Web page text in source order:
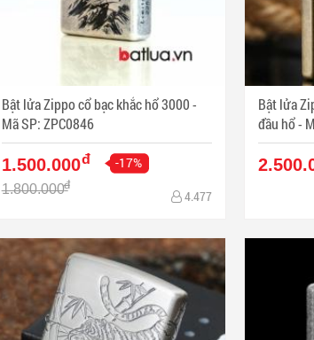
Bật lửa Zippo cổ bạc khắc hổ 3000 -
Mã SP: ZPC0846
1.500.000đ -17%
1.800.000đ
4.477
Bật lửa